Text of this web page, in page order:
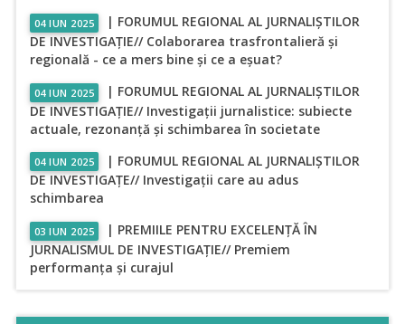
04 IUN 2025
| FORUMUL REGIONAL AL JURNALIȘTILOR
DE INVESTIGAȚIE// Colaborarea trasfrontalieră și
regională - ce a mers bine și ce a eșuat?
04 IUN 2025
| FORUMUL REGIONAL AL JURNALIȘTILOR
DE INVESTIGAȚIE// Investigații jurnalistice: subiecte
actuale, rezonanță și schimbarea în societate
04 IUN 2025
| FORUMUL REGIONAL AL JURNALIȘTILOR
DE INVESTIGAȚE// Investigații care au adus
schimbarea
03 IUN 2025
| PREMIILE PENTRU EXCELENȚĂ ÎN
JURNALISMUL DE INVESTIGAȚIE// Premiem
performanța și curajul